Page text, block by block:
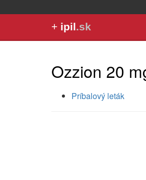
+ ipil.sk
Ozzion 20
Príbalový leták